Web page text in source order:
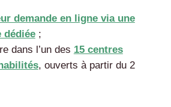
demande en ligne via une
dédiée;
dans l’un des 15 centres
, ouverts à partir du 2